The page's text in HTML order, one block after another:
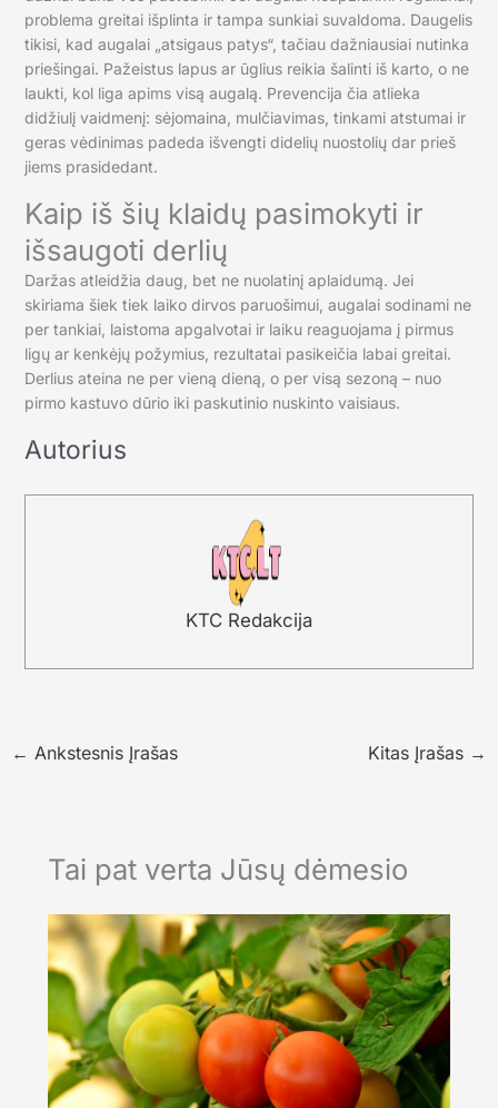
problema greitai išplinta ir tampa sunkiai suvaldoma. Daugelis
tikisi, kad augalai „atsigaus patys“, tačiau dažniausiai nutinka
priešingai. Pažeistus lapus ar ūglius reikia šalinti iš karto, o ne
laukti, kol liga apims visą augalą. Prevencija čia atlieka
didžiulį vaidmenį: sėjomaina, mulčiavimas, tinkami atstumai ir
geras vėdinimas padeda išvengti didelių nuostolių dar prieš
jiems prasidedant.
Kaip iš šių klaidų pasimokyti ir
išsaugoti derlių
Daržas atleidžia daug, bet ne nuolatinį aplaidumą. Jei
skiriama šiek tiek laiko dirvos paruošimui, augalai sodinami ne
per tankiai, laistoma apgalvotai ir laiku reaguojama į pirmus
ligų ar kenkėjų požymius, rezultatai pasikeičia labai greitai.
Derlius ateina ne per vieną dieną, o per visą sezoną – nuo
pirmo kastuvo dūrio iki paskutinio nuskinto vaisiaus.
Autorius
KTC Redakcija
← Ankstesnis Įrašas Kitas Įrašas →
Tai pat verta Jūsų dėmesio